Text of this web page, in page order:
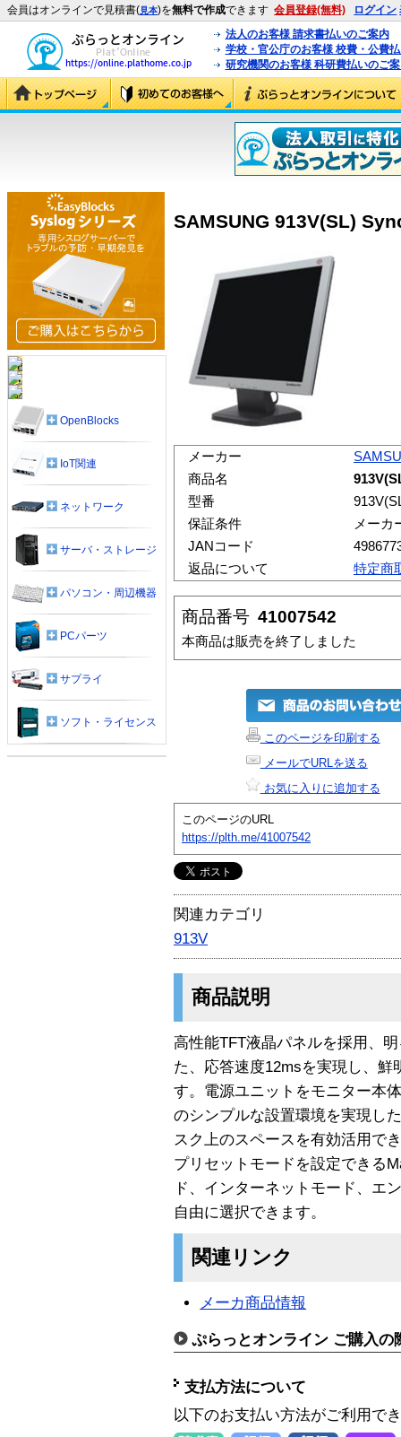
会員はオンラインで見積書(見本)を無料で作成できます 会員登録(無料) ログイン
法人のお客様 請求書払いのご案内
学校・官公庁のお客様 校費・公費
研究機関のお客様 科研費払いのご
SAMSUNG 913V(SL)
メーカー
商品名
型番
保証条件
メーカ
JANコード
返品について
特定商
商品番号 41007542
本商品は販売を終了しました
このページを印刷する
メールでURLを送る
お気に入りに追加する
このページのURL
https://plth.me/41007542
関連カテゴリ
913V
商品説明
高性能TFT液晶パネルを採用、
た、応答速度12msを実現し、
す。電源ユニットをモニター本
のシンプルな設置環境を実現し
スク上のスペースを有効活用で
プリセットモードを設定できる
ド、インターネットモード、エ
自由に選択できます。
関連リンク
メーカ商品情報
ぷらっとオンライン ご購入の
支払方法について
以下のお支払い方法がご利用で
OpenBlocks
IoT関連
ネットワーク
サーバ・ストレージ
パソコン・周辺機器
PCパーツ
サプライ
ソフト・ライセンス